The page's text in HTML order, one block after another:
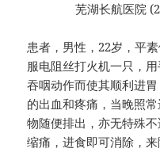
芜湖长航医院
患者，男性，22岁，平
服电阻丝打火机一只，
吞咽动作而使其顺利进
的出血和疼痛，当晚照
物随便排出，亦无特殊
缩痛，进食即可消除，